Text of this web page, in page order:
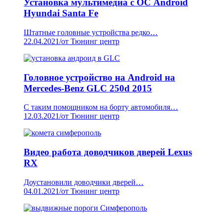
Установка мультимедиа с ОС Android
Hyundai Santa Fe
Штатные головные устройства редко…
22.04.2021/от Тюнинг центр
Головное устройство на Android на
Mercedes-Benz GLC 250d 2015
С таким помощником на борту автомобиля…
12.03.2021/от Тюнинг центр
Видео работа доводчиков дверей Lexus
RX
Доустановили доводчики дверей…
04.01.2021/от Тюнинг центр